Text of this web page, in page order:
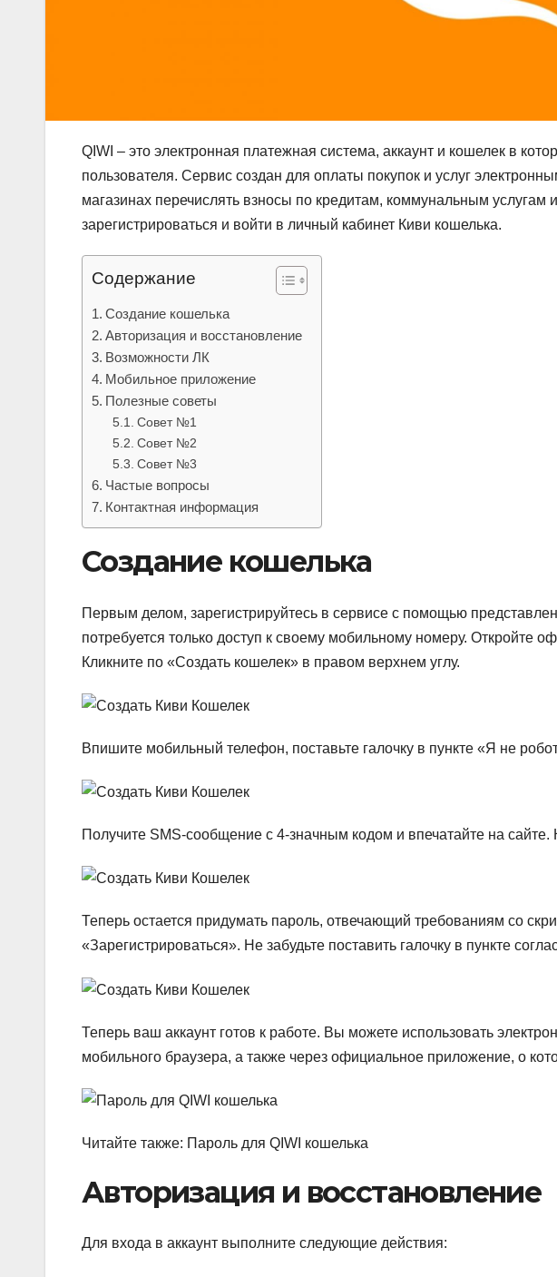
QIWI – это электронная платежная система, аккаунт и кошелек в
пользователя. Сервис создан для оплаты покупок и услуг
магазинах перечислять взносы по кредитам, коммунальным услугам
зарегистрироваться и войти в личный кабинет Киви кошелька.
Содержание
Создание кошелька
Авторизация и восстановление
Возможности ЛК
Мобильное приложение
Полезные советы
Совет №1
Совет №2
Совет №3
Частые вопросы
Контактная информация
Создание кошелька
Первым делом, зарегистрируйтесь в сервисе с помощью
потребуется только доступ к своему мобильному номеру. Откройте
Кликните по «Создать кошелек» в правом верхнем углу.
Впишите мобильный телефон, поставьте галочку в пункте «Я не
Получите SMS-сообщение с 4-значным кодом и впечатайте на сайте.
Теперь остается придумать пароль, отвечающий требованиям со
«Зарегистрироваться». Не забудьте поставить галочку в пункте
Теперь ваш аккаунт готов к работе. Вы можете использовать
мобильного браузера, а также через официальное приложение, о
Читайте также: Пароль для QIWI кошелька
Авторизация и восстановление
Для входа в аккаунт выполните следующие действия: